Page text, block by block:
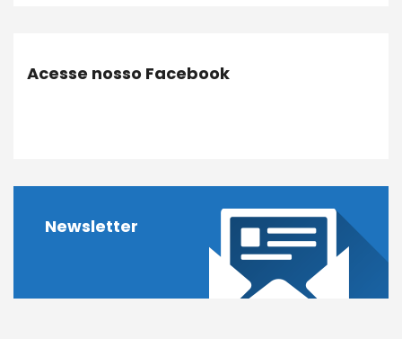
Acesse nosso Facebook
Newsletter